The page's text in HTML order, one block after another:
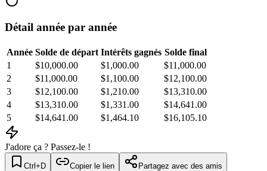
Détail année par année
Année Solde de départ Intérêts gagnés Solde final
1
$10,000.00 $1,000.00
$11,000.00
2
$11,000.00 $1,100.00
$12,100.00
3
$12,100.00 $1,210.00
$13,310.00
4
$13,310.00 $1,331.00
$14,641.00
5
$14,641.00 $1,464.10 $16,105.10
J'adore ça ? Passez-le !
Ctrl+D Copier le lien Partagez avec des amis